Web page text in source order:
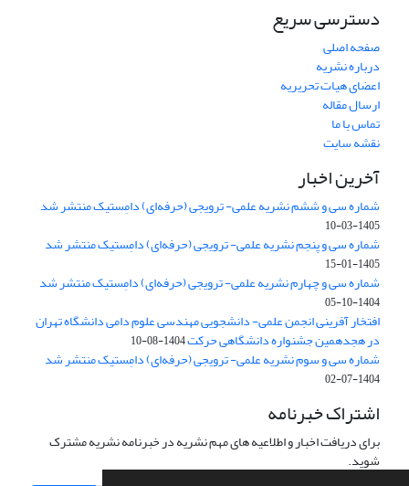
دسترسی سریع
صفحه اصلی
درباره نشریه
اعضای هیات تحریریه
ارسال مقاله
تماس با ما
نقشه سایت
آخرین اخبار
شماره سی و ششم نشریه علمی- ترویجی (حرفه‌ای) دامِستیک منتشر شد
1405-03-10
شماره سی و پنجم نشریه علمی- ترویجی (حرفه‌ای) دامِستیک منتشر شد
1405-01-15
شماره سی و چهارم نشریه علمی- ترویجی (حرفه‌ای) دامِستیک منتشر شد
1404-10-05
افتخار آفرینی انجمن علمی- دانشجویی مهندسی علوم دامی دانشگاه تهران
در هجدهمین جشنواره دانشگاهی حرکت1404-08-10
شماره سی و سوم نشریه علمی- ترویجی (حرفه‌ای) دامِستیک منتشر شد
1404-07-02
اشتراک خبرنامه
برای دریافت اخبار و اطلاعیه های مهم نشریه در خبرنامه نشریه مشترک
شوید.